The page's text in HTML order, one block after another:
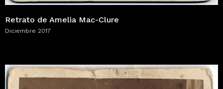
Retrato de Amelia Mac-Clure
Diciembre 2017